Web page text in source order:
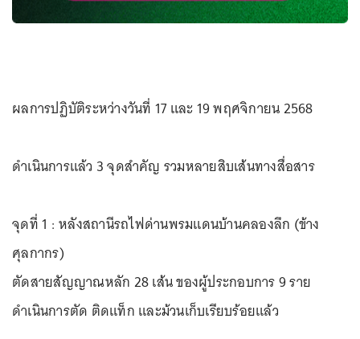
ผลการปฏิบัติระหว่างวันที่ 17 และ 19 พฤศจิกายน 2568
ดำเนินการแล้ว 3 จุดสำคัญ รวมหลายสิบเส้นทางสื่อสาร
จุดที่ 1 : หลังสถานีรถไฟด่านพรมแดนบ้านคลองลึก (ข้าง
ศุลกากร)
ตัดสายสัญญาณหลัก 28 เส้น ของผู้ประกอบการ 9 ราย
ดำเนินการตัด ติดแท็ก และม้วนเก็บเรียบร้อยแล้ว